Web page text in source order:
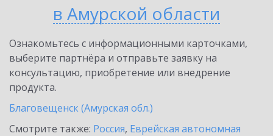
в Амурской области
Ознакомьтесь с информационными карточками,
выберите партнёра и отправьте заявку на
консультацию, приобретение или внедрение
продукта.
Благовещенск (Амурская обл.)
Смотрите также: Россия, Еврейская автономная